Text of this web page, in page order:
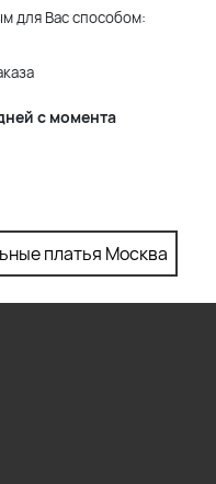
для Вас способом:
с момента
платья Москва